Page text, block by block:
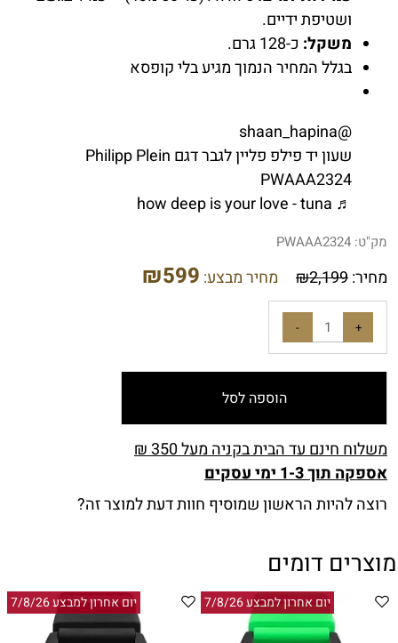
ושטיפת ידיים.
משקל: כ-128 גרם.
בגלל המחיר הנמוך מגיע בלי קופסא
@shaan_hapina
שעון יד פילפ פליין לגבר דגם Philipp Plein
PWAAA2324
♬ how deep is your love - tuna
מק"ט: PWAAA2324
מחיר: ₪2,199 מחיר מבצע: ₪599
הוספה לסל
משלוח חינם עד הבית בקניה מעל 350 ₪
אספקה תוך 1-3 ימי עסקים
רוצה להיות הראשון שמוסיף חוות דעת למוצר זה?
מוצרים דומים
יום אחרון למבצע 7/8/26 יום אחרון למבצע 7/8/26